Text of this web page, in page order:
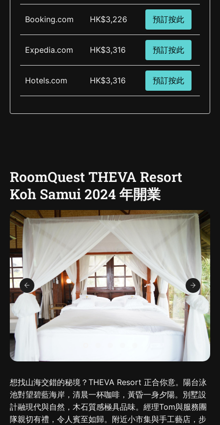
Booking.com HK$3,226 預訂按此
Expedia.com HK$3,316 預訂按此
Hotels.com HK$3,316 預訂按此
RoomQuest THEVA Resort
Koh Samui 2024 年開業
想找山海交錯的秘境？THEVA Resort 正合你意。陽台泳
池對望碧藍海岸，清晨一杯咖啡，黃昏一身夕陽。別墅設
計融現代與自然，木石質感極具品味。經理Tom與服務團
隊親切有禮，令人賓至如歸。附近小市集與手工藝店，步